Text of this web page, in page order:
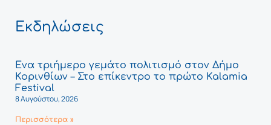
Εκδηλώσεις
Ένα τριήμερο γεμάτο πολιτισμό στον Δήμο
Κορινθίων – Στο επίκεντρο το πρώτο Kalamia
Festival
8 Αυγούστου, 2026
Περισσότερα »